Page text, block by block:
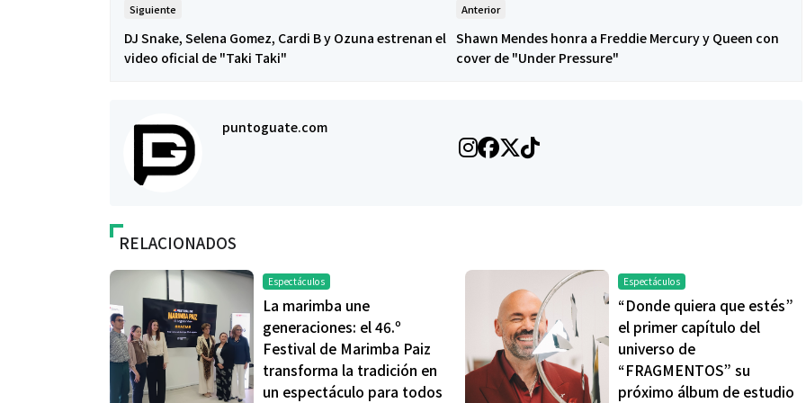
Siguiente
DJ Snake, Selena Gomez, Cardi B y Ozuna estrenan el
video oficial de "Taki Taki"
Anterior
Shawn Mendes honra a Freddie Mercury y Queen con
cover de "Under Pressure"
puntoguate.com
RELACIONADOS
Espectáculos
La marimba une
generaciones: el 46.º
Festival de Marimba Paiz
transforma la tradición en
un espectáculo para todos
Espectáculos
“Donde quiera que estés”
el primer capítulo del
universo de
“FRAGMENTOS” su
próximo álbum de estudio
Salud